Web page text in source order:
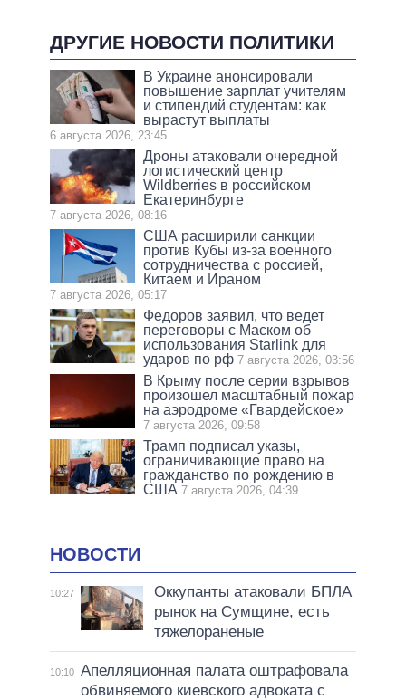
ДРУГИЕ НОВОСТИ ПОЛИТИКИ
В Украине анонсировали
повышение зарплат учителям
и стипендий студентам: как
вырастут выплаты
6 августа 2026, 23:45
Дроны атаковали очередной
логистический центр
Wildberries в российском
Екатеринбурге
7 августа 2026, 08:16
США расширили санкции
против Кубы из-за военного
сотрудничества с россией,
Китаем и Ираном
7 августа 2026, 05:17
Федоров заявил, что ведет
переговоры с Маском об
использования Starlink для
ударов по рф 7 августа 2026, 03:56
В Крыму после серии взрывов
произошел масштабный пожар
на аэродроме «Гвардейское»
7 августа 2026, 09:58
Трамп подписал указы,
ограничивающие право на
гражданство по рождению в
США 7 августа 2026, 04:39
НОВОСТИ
10:27
Оккупанты атаковали БПЛА
рынок на Сумщине, есть
тяжелораненые
10:10 Апелляционная палата оштрафовала
обвиняемого киевского адвоката с